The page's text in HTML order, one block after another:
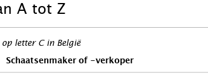
A tot Z
letter C in België
Schaatsenmaker of -verkoper